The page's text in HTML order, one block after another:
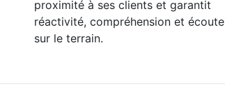
proximité à ses clients et garantit
réactivité, compréhension et écoute
sur le terrain.